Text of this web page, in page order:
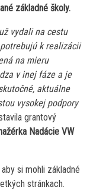
základné školy.
vydali na cestu
k realizácii
na mieru
v inej fáze a je
aktuálne
vysokej podpory
grantový
Nadácie VW
si mohli základné
stránkach.